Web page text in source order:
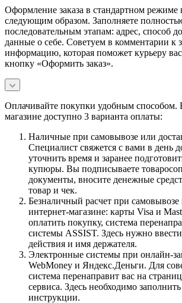
Оформление заказа в стандартном режиме
следующим образом. Заполняете
последовательным этапам: адрес, способ
данные о себе. Советуем в комментарии к
информацию, которая поможет курьеру
кнопку «Оформить заказ».
Оплачивайте покупки удобным способом.
магазине доступно 3 варианта оплаты:
Наличные при самовывозе или
Специалист свяжется с вами в день
уточнить время и заранее
купюры. Вы подписываете
документы, вносите денежные
товар и чек.
Безналичный расчет при
интернет-магазине: карты Visa и
оплатить покупку, система
системы ASSIST. Здесь нужно
действия и имя держателя.
Электронные системы при онлайн-
WebMoney и Яндекс.Деньги. Для
система перенаправит вас на
сервиса. Здесь необходимо
инструкции.